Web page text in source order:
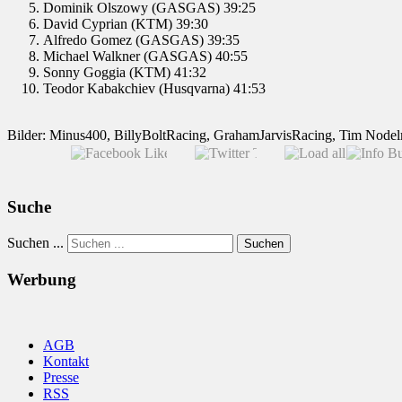
Dominik Olszowy (GASGAS) 39:25
David Cyprian (KTM) 39:30
Alfredo Gomez (GASGAS) 39:35
Michael Walkner (GASGAS) 40:55
Sonny Goggia (KTM) 41:32
Teodor Kabakchiev (Husqvarna) 41:53
Bilder: Minus400, BillyBoltRacing, GrahamJarvisRacing, Tim
Suche
Suchen ... Suchen
Werbung
AGB
Kontakt
Presse
RSS